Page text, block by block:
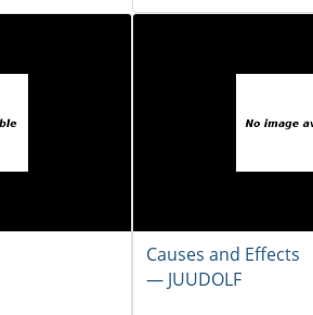
Causes and Effects
― JUUDOLF